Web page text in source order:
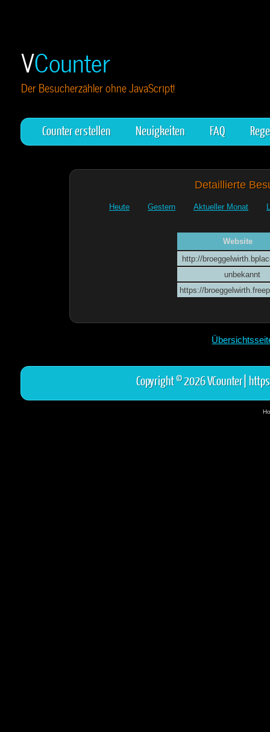
VCounter
Der Besucherzähler ohne JavaScript!
Counter erstellen Neuigkeiten FAQ
Detaillierte
Heute Gestern Aktueller Monat
Website
http://
unbekannt
https://
Copyright © 2026 VCounter|